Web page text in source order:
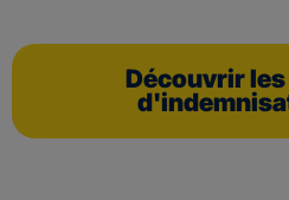
Découvrir